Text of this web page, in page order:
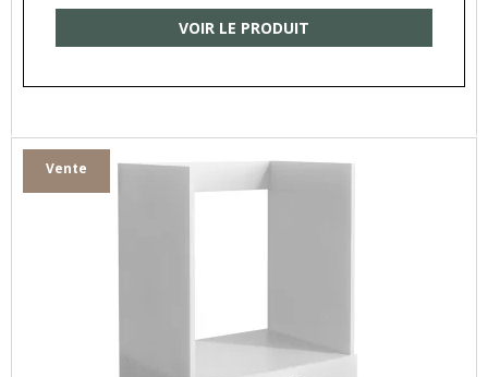
VOIR LE PRODUIT
Vente